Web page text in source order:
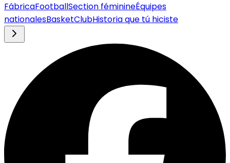
FábricaFootballSection féminineÉquipes
nationalesBasketClubHistoria que tú hiciste